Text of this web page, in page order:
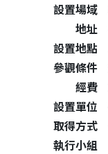
設置場域
地址
設置地點
參觀條件
經費
設置單位
取得方式
執行小組